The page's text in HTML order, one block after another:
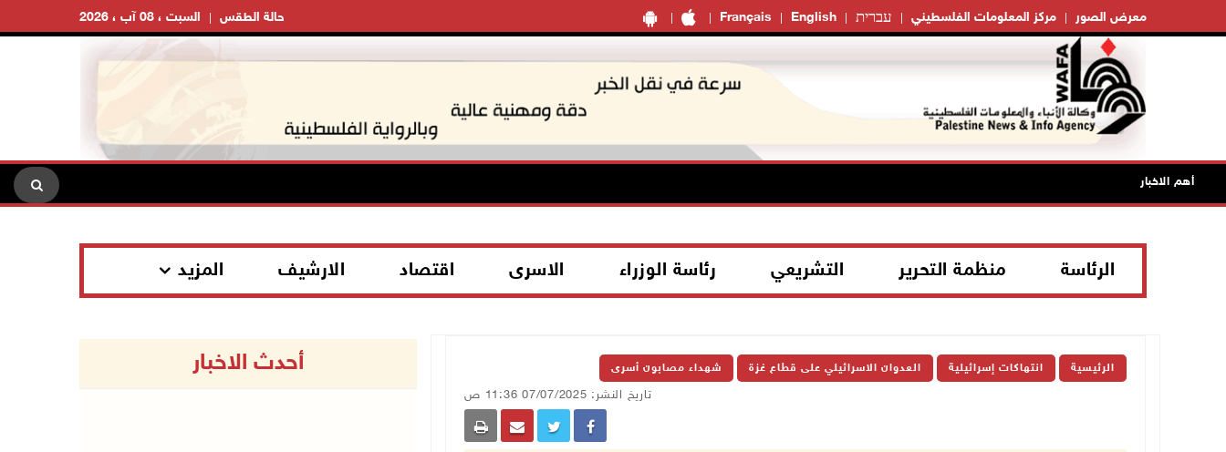
Français English עברית مركز المعلومات الفلسطيني معرض الصور السبت ، 08 آب ، 2026 حالة الطقس
أهم الاخبار
الرئاسة منظمة التحرير التشريعي رئاسة الوزراء الاسرى اقتصاد الارشيف المزيد
الرئيسية انتهاكات إسرائيلية العدوان الاسرائيلي على قطاع غزة شهداء مصابون أسرى
تاريخ النشر: 07/07/2025 11:36 ص
أحدث الاخبار